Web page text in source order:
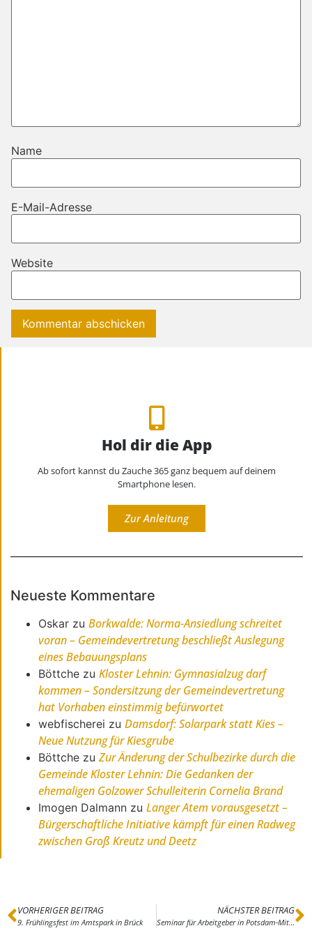
Name
E-Mail-Adresse
Website
Hol dir die App
Ab sofort kannst du Zauche 365 ganz bequem auf deinem
Smartphone lesen.
Zur Anleitung
Neueste Kommentare
Oskar zu Borkwalde: Norma-Ansiedlung schreitet
voran – Gemeindevertretung beschließt Auslegung
eines Bebauungsplans
Böttche zu Kloster Lehnin: Gymnasialzug darf
kommen – Sondersitzung der Gemeindevertretung
hat Vorhaben einstimmig befürwortet
webfischerei zu Damsdorf: Solarpark statt Kies –
Neue Nutzung für Kiesgrube
Böttche zuZur Änderung der Schulbezirke durch die
Gemeinde Kloster Lehnin: Die Gedanken der
ehemaligen Golzower Schulleiterin Cornelia Brand
Imogen Dalmann zu Langer Atem vorausgesetzt –
Bürgerschaftliche Initiative kämpft für einen Radweg
zwischen Groß Kreutz und Deetz
VORHERIGER BEITRAG
9. Frühlingsfest im Amtspark in Brück
NÄCHSTER BEITRAG
Seminar für Arbeitgeber in Potsdam-Mittelmark fördert Vielfalt im Betrieb